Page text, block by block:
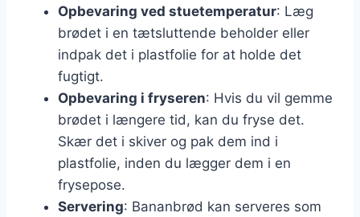
Opbevaring ved stuetemperatur: Læg
brødet i en tætsluttende beholder eller
indpak det i plastfolie for at holde det
fugtigt.
Opbevaring i fryseren: Hvis du vil gemme
brødet i længere tid, kan du fryse det.
Skær det i skiver og pak dem ind i
plastfolie, inden du lægger dem i en
frysepose.
Servering: Bananbrød kan serveres som